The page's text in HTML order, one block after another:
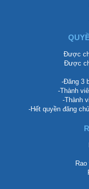
Được
Được
-Đăng 3
-Thành
-Thành
-Hết quyền đăng